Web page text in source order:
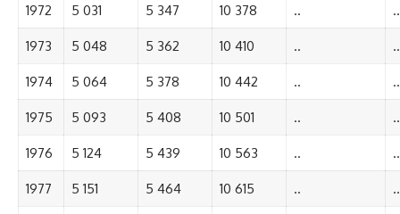
1972 5 031 5 347 10 378 .. ..
1973 5 048 5 362 10 410 .. ..
1974 5 064 5 378 10 442 .. ..
1975 5 093 5 408 10 501 .. ..
1976 5 124 5 439 10 563 .. ..
1977 5 151 5 464 10 615 .. ..